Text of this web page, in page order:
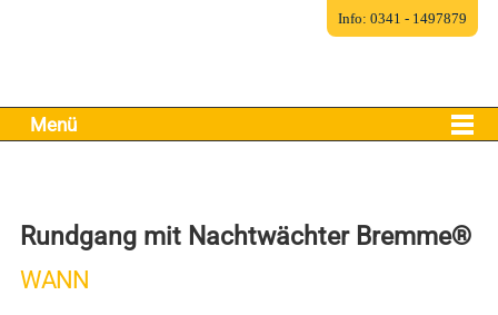
Menü
Rundgang mit Nachtwächter Bremme®
WANN
Info: 0341 - 1497879